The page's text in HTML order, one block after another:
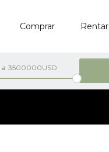
Comprar Rentar
a 3500000USD